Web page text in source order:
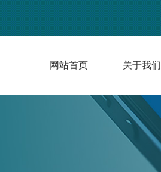
网站首页 关于我们